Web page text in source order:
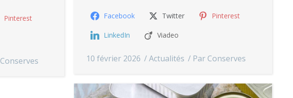
Facebook Twitter Pinterest
LinkedIn Viadeo
10 février 2026 Actualités Par Conserves
Pinterest
Conserves